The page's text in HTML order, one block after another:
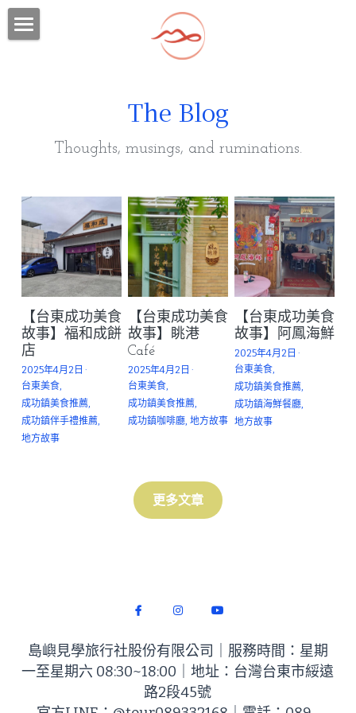
行程一：卑南遺址與部落花環手作之旅
行程三：知本五感補給與森林神經導航
行程四：新港職人與手作柴魚蜜體驗
2025綠島壯遊點
2025 In Search of the Sea Route
潛水證照
獨家玩法
東海岸 | 海腳尋鯨記
卑南遺址三日遊
綠島地圖
必備小物
懶人包
綠島餐廳
交通資訊
島嶼見學
誠徵夥伴
The Blog
Thoughts, musings, and ruminations.
【台東成功美食
故事】福和成餅
店
2025年4月2日 ·
台東美食,
成功鎮美食推薦,
成功鎮伴手禮推薦,
地方故事
【台東成功美食
故事】眺港
Café
2025年4月2日 ·
台東美食,
成功鎮美食推薦,
成功鎮咖啡廳, 地方故事
【台東成功美食
故事】阿鳳海鮮
2025年4月2日 ·
台東美食,
成功鎮美食推薦,
成功鎮海鮮餐廳,
地方故事
更多文章
島嶼見學旅行社股份有限公司｜服務時間：星期
一至星期六 08:30~18:00｜地址：台灣台東市綏遠
路2段45號
商品分類
台東定向越野行程一
台東定向越野行程二
台東定向越野行程四
部落格分類